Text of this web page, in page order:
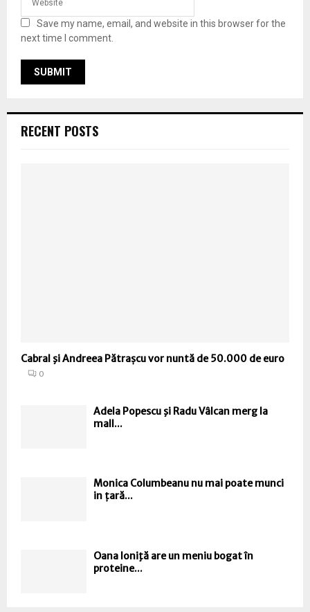
Save my name, email, and website in this browser for the
next time I comment.
RECENT POSTS
Cabral şi Andreea Pătrașcu vor nuntă de 50.000 de euro
0
Adela Popescu şi Radu Vâlcan merg la
mall...
Monica Columbeanu nu mai poate munci
in țară...
Oana Ioniţă are un meniu bogat în
proteine...